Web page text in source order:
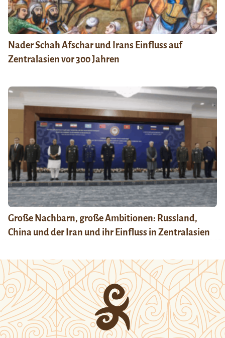
Nader Schah Afschar und Irans Einfluss auf
Zentralasien vor 300 Jahren
Große Nachbarn, große Ambitionen: Russland,
China und der Iran und ihr Einfluss in Zentralasien